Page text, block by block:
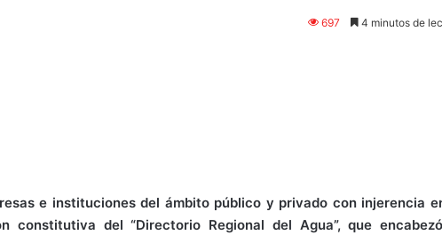
697 4 minutos de
e instituciones del ámbito público y privado con injerencia
constitutiva del “Directorio Regional del Agua”, que